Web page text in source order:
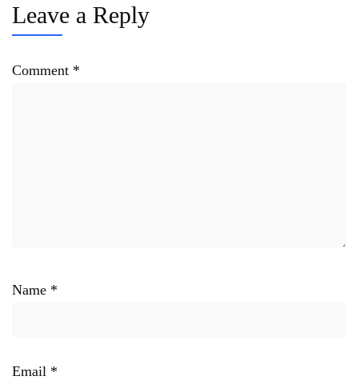
Leave a Reply
Comment *
Name *
Email *